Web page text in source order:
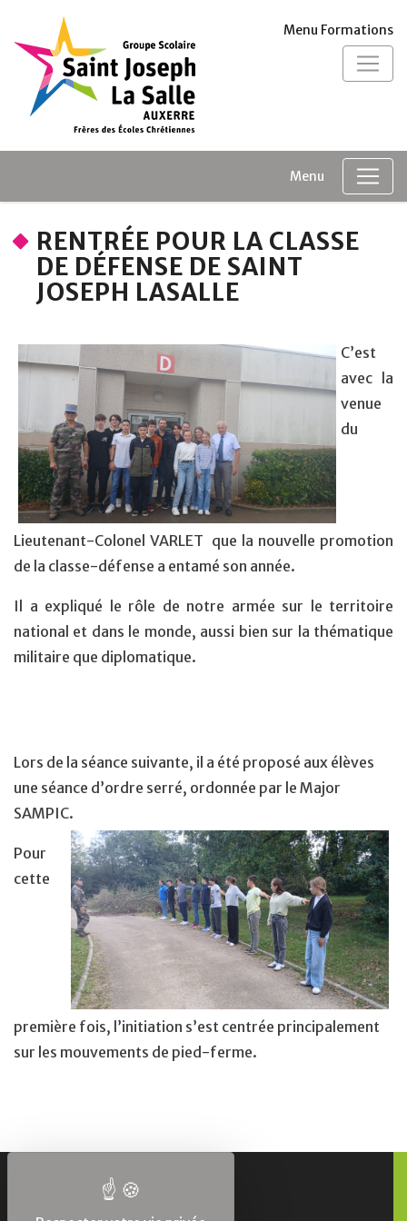
Menu Formations
Menu
RENTRÉE POUR LA CLASSE
DE DÉFENSE DE SAINT
JOSEPH LASALLE
C’est
avec la
venue
du
Lieutenant-Colonel VARLET que la nouvelle promotion
de la classe-défense a entamé son année.
Il a expliqué le rôle de notre armée sur le territoire
national et dans le monde, aussi bien sur la thématique
militaire que diplomatique.
Lors de la séance suivante, il a été proposé aux élèves
une séance d’ordre serré, ordonnée par le Major
SAMPIC.
Pour
cette
première fois, l’initiation s’est centrée principalement
sur les mouvements de pied-ferme.